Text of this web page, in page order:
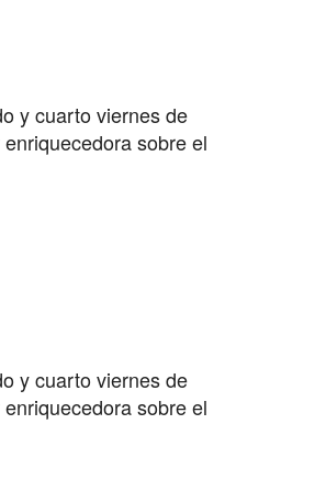
y cuarto viernes de
sobre el
y cuarto viernes de
sobre el